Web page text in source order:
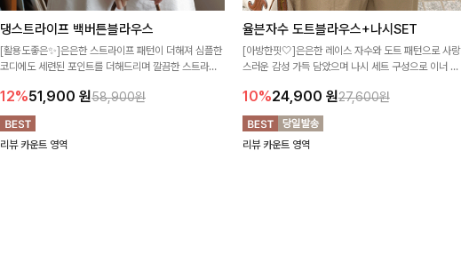
댕스트라이프 백버튼블라우스
[활용도좋은✨]은은한 스트라이프 패턴이 더해져 심플한
코디에도 세련된 포인트를 더해드리며 깔끔한 스트라이
12%51,900 원58,900원
리뷰 카운트 영역
율븐자수 도트블라우스+나시SET
[아방한핏🤍]은은한 레이스 자수와 도트 패턴으로 사랑
스러운 감성 가득 담았으며 나시 세트 구성으로 이너 걱
10%24,900 원27,600원
리뷰 카운트 영역